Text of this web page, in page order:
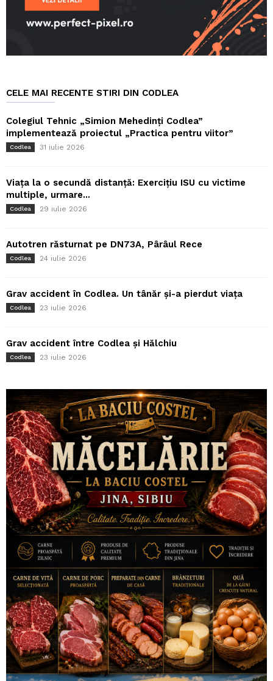
CELE MAI RECENTE STIRI DIN CODLEA
Colegiul Tehnic „Simion Mehedinți Codlea”
implementează proiectul „Practica pentru viitor”
Codlea 31 iulie 2026
Viața la o secundă distanță: Exercițiu ISU cu victime
multiple, urmare...
Codlea 29 iulie 2026
Autotren răsturnat pe DN73A, Pârâul Rece
Codlea 24 iulie 2026
Grav accident în Codlea. Un tânăr și-a pierdut viața
Codlea 23 iulie 2026
Grav accident între Codlea și Hălchiu
Codlea 23 iulie 2026